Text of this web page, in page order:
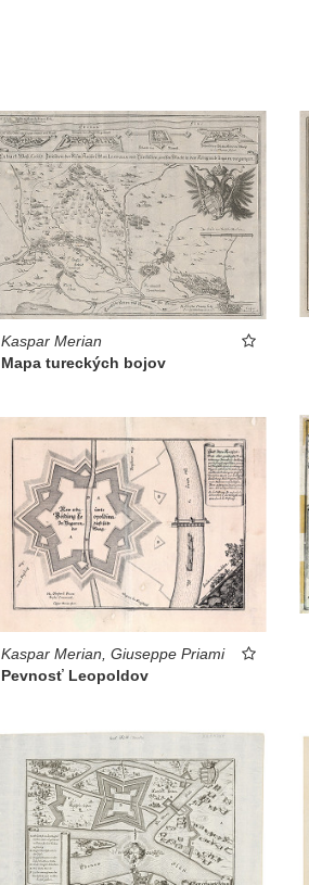
Kaspar Merian
Mapa tureckých bojov
Kaspar Merian, Giuseppe Priami
Pevnosť Leopoldov